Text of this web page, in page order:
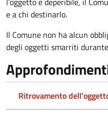
e a chi destinarlo.
Il Comune non ha alcun
degli oggetti smarriti
Ritrovamento